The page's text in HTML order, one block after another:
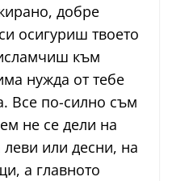
добре
осигуриш твоето
към
нужда от тебе
Все по-силно съм
не се дели на
или десни, на
а главното